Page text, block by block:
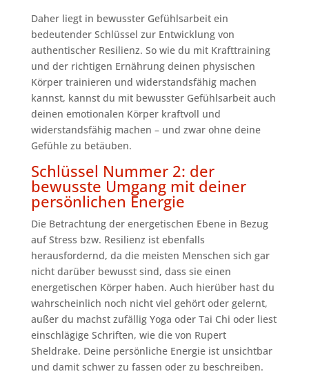
Daher liegt in bewusster Gefühlsarbeit ein
bedeutender Schlüssel zur Entwicklung von
authentischer Resilienz. So wie du mit Krafttraining
und der richtigen Ernährung deinen physischen
Körper trainieren und widerstandsfähig machen
kannst, kannst du mit bewusster Gefühlsarbeit auch
deinen emotionalen Körper kraftvoll und
widerstandsfähig machen – und zwar ohne deine
Gefühle zu betäuben.
Schlüssel Nummer 2: der
bewusste Umgang mit deiner
persönlichen Energie
Die Betrachtung der energetischen Ebene in Bezug
auf Stress bzw. Resilienz ist ebenfalls
herausfordernd, da die meisten Menschen sich gar
nicht darüber bewusst sind, dass sie einen
energetischen Körper haben. Auch hierüber hast du
wahrscheinlich noch nicht viel gehört oder gelernt,
außer du machst zufällig Yoga oder Tai Chi oder liest
einschlägige Schriften, wie die von Rupert
Sheldrake. Deine persönliche Energie ist unsichtbar
und damit schwer zu fassen oder zu beschreiben.